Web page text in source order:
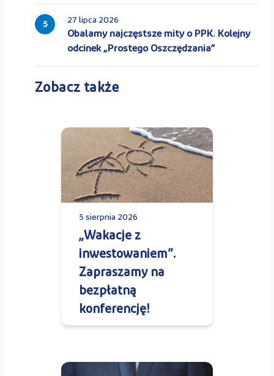
5 27 lipca 2026
Obalamy najczęstsze mity o PPK. Kolejny
odcinek „Prostego Oszczędzania”
Zobacz także
5 sierpnia 2026
„Wakacje z
inwestowaniem”.
Zapraszamy na
bezpłatną
konferencję!